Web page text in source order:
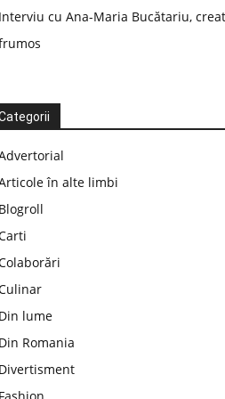
cu Ana-Maria Bucătariu,
în alte limbi
lume
Romania